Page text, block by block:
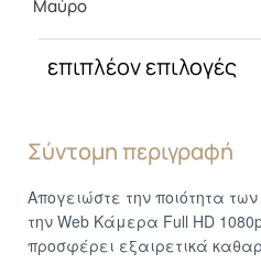
Σύντομη περιγραφή
Απογειώστε την ποιότητα
την Web Κάμερα Full HD
προσφέρει εξαιρετικά
Μαύρο
επιπλέον επιλογές